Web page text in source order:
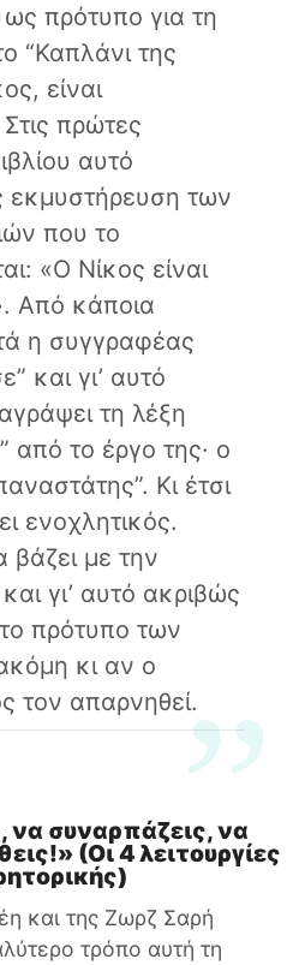
ως πρότυπο για τη
“Καπλάνι της
είναι
πρώτες
αυτό
εκμυστήρευση των
που το
«Ο Νίκος είναι
Από κάποια
η συγγραφέας
και γι’ αυτό
τη λέξη
από το έργο της· ο
Κι έτσι
ενοχλητικός.
βάζει με την
γι’ αυτό ακριβώς
πρότυπο των
κι αν ο
τον απαρνηθεί.
να συναρπάζεις, να
(Οι 4 λειτουργίες
και της Ζωρζ Σαρή
τρόπο αυτή τη